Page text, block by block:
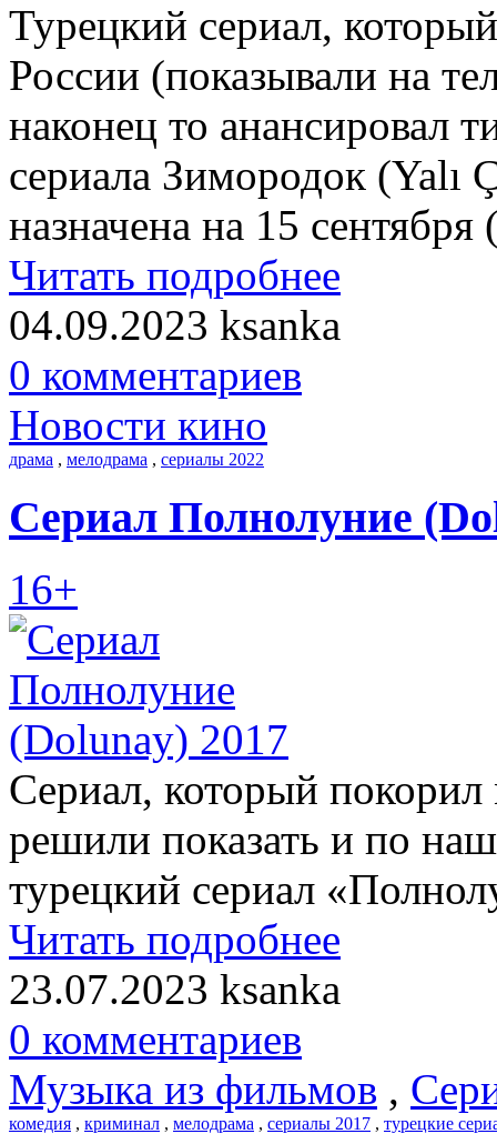
Турецкий сериал,
России (показывали на
наконец то анансировал
сериала Зимородок (Yalı
назначена на 15
Читать подробнее
04.09.2023 ksanka
0 комментариев
Новости кино
драма , мелодрама , сериалы 2022
Сериал Полнолуние
16+
Сериал, который
решили показать и по
турецкий сериал
Читать подробнее
23.07.2023 ksanka
0 комментариев
Музыка из фильмов ,
комедия , криминал , мелодрама , сериалы 2017 , турецкие